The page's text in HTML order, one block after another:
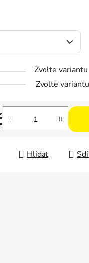
Zvolte variantu
Zvolte variantu
Hlídat